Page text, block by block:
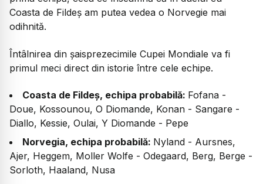
Coasta de Fildeș am putea vedea o Norvegie mai
odihnită.
Întâlnirea din șaisprezecimile Cupei Mondiale va fi
primul meci direct din istorie între cele echipe.
Coasta de Fildeș, echipa probabilă: Fofana -
Doue, Kossounou, O Diomande, Konan - Sangare -
Diallo, Kessie, Oulai, Y Diomande - Pepe
Norvegia, echipa probabilă: Nyland - Aursnes,
Ajer, Heggem, Moller Wolfe - Odegaard, Berg, Berge -
Sorloth, Haaland, Nusa